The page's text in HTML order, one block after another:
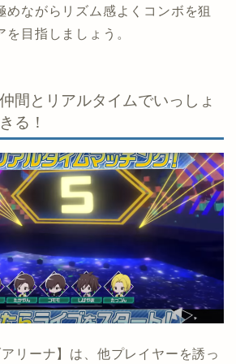
めながらリズム感よくコンボを狙
目指しましょう。
間とリアルタイムでいっしょ
る！
アリーナ】は、他プレイヤーを誘っ